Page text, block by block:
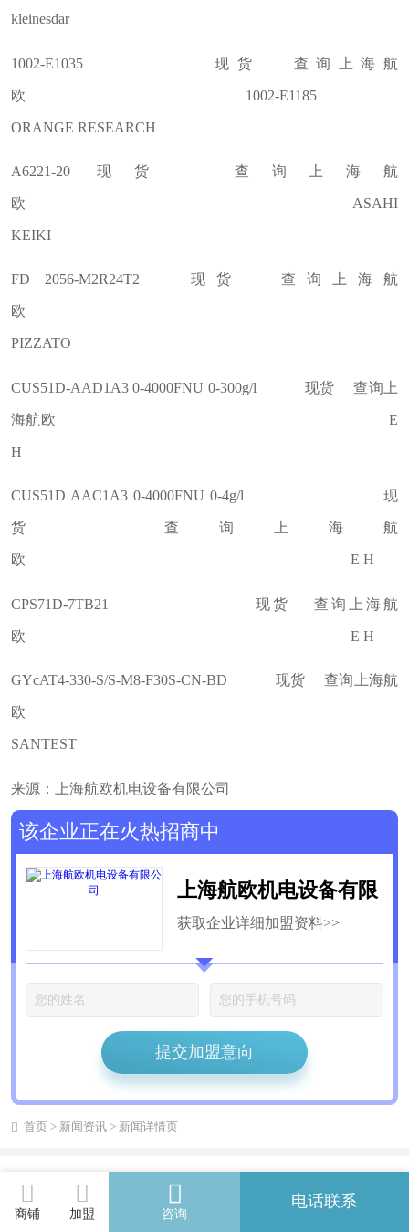
kleinesdar
1002-E1035 现货 查询上海航
欧 1002-E1185
ORANGE RESEARCH
A6221-20 现货 查询上海航
欧 ASAHI
KEIKI
FD 2056-M2R24T2 现货 查询上海航
欧
PIZZATO
CUS51D-AAD1A3 0-4000FNU 0-300g/l 现货 查询上
海航欧 E
H
CUS51D AAC1A3 0-4000FNU 0-4g/l 现
货 查询上海航
欧 E H
CPS71D-7TB21 现货 查询上海航
欧 E H
GYcAT4-330-S/S-M8-F30S-CN-BD 现货 查询上海航
欧
SANTEST
来源：上海航欧机电设备有限公司
该企业正在火热招商中
上海航欧机电设备有限
公司
获取企业详细加盟资料>>
提交加盟意向
首页> 新闻资讯> 新闻详情页
相关阅读
商铺 加盟 咨询
电话联系